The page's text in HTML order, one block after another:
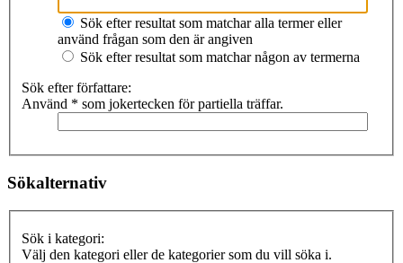
Sök efter resultat som matchar alla termer eller
använd frågan som den är angiven
Sök efter resultat som matchar någon av termerna
Sök efter författare:
Använd * som jokertecken för partiella träffar.
Sökalternativ
Sök i kategori:
Välj den kategori eller de kategorier som du vill söka i.